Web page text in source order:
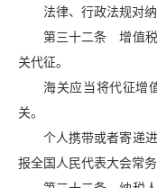
法律、行政法规对
第三十二条 增值税
关代征。
海关应当将代征增
关。
个人携带或者寄递
报全国人民代表大会常务